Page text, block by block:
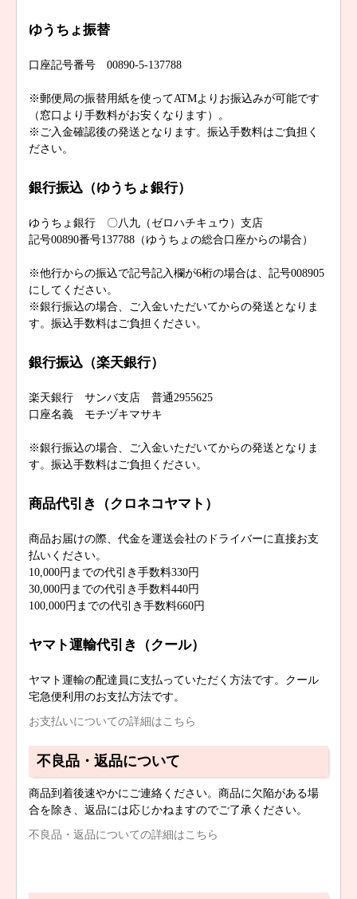
ゆうちょ振替
口座記号番号 00890-5-137788
※郵便局の振替用紙を使ってATMよりお振込みが可能です
（窓口より手数料がお安くなります）。
※ご入金確認後の発送となります。振込手数料はご負担く
ださい。
銀行振込（ゆうちょ銀行）
ゆうちょ銀行 〇八九（ゼロハチキュウ）支店
記号00890番号137788（ゆうちょの総合口座からの場合）
※他行からの振込で記号記入欄が6桁の場合は、記号008905
にしてください。
※銀行振込の場合、ご入金いただいてからの発送となりま
す。振込手数料はご負担ください。
銀行振込（楽天銀行）
楽天銀行 サンバ支店 普通2955625
口座名義 モチヅキマサキ
※銀行振込の場合、ご入金いただいてからの発送となりま
す。振込手数料はご負担ください。
商品代引き（クロネコヤマト）
商品お届けの際、代金を運送会社のドライバーに直接お支
払いください。
10,000円までの代引き手数料330円
30,000円までの代引き手数料440円
100,000円までの代引き手数料660円
ヤマト運輸代引き（クール）
ヤマト運輸の配達員に支払っていただく方法です。クール
宅急便利用のお支払方法です。
お支払いについての詳細はこちら
不良品・返品について
商品到着後速やかにご連絡ください。商品に欠陥がある場
合を除き、返品には応じかねますのでご了承ください。
不良品・返品についての詳細はこちら